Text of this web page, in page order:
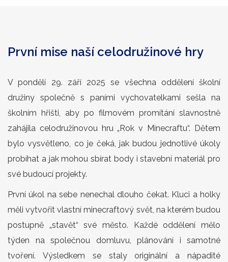
První mise naší celodružinové hry
V pondělí 29. září 2025 se všechna oddělení školní
družiny společně s paními vychovatelkami sešla na
školním hřišti, aby po filmovém promítání slavnostně
zahájila celodružinovou hru „Rok v Minecraftu“. Dětem
bylo vysvětleno, co je čeká, jak budou jednotlivé úkoly
probíhat a jak mohou sbírat body i stavební materiál pro
své budoucí projekty.
První úkol na sebe nenechal dlouho čekat. Kluci a holky
měli vytvořit vlastní minecraftový svět, na kterém budou
postupně „stavět“ své město. Každé oddělení mělo
týden na společnou domluvu, plánování i samotné
tvoření. Výsledkem se staly originální a nápadité